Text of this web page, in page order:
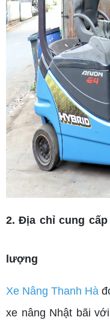
2. Địa chỉ cung
lượng
Xe Nâng Thanh Hà
xe nâng Nhật bãi